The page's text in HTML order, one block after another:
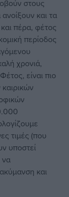
στους
και τα
πέρα, φέτος
περίοδος
χρονιά,
είναι πιο
τιμές (που
υποστεί
να
και